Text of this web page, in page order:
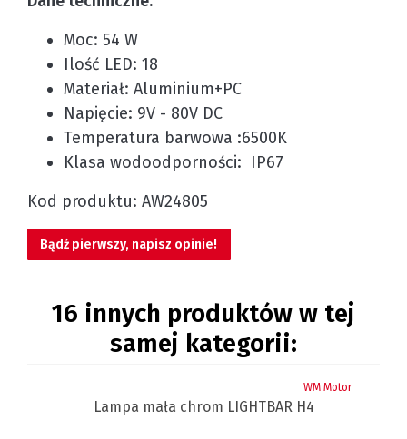
Moc: 54 W
Ilość LED: 18
Materiał: Aluminium+PC
Napięcie: 9V - 80V DC
Temperatura barwowa :6500K
Klasa wodoodporności: IP67
Kod produktu: AW24805
Bądź pierwszy, napisz opinie!
16 innych produktów w tej
samej kategorii:
WM Motor
Lampa mała chrom LIGHTBAR H4